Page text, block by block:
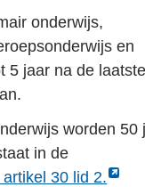
onderwijs,
en
5 jaar na de
worden 50
in de
30 lid 2.